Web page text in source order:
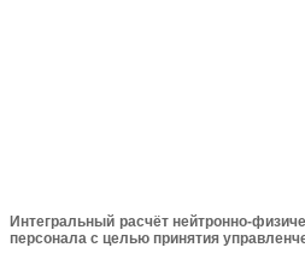
Интегральный расчёт нейтронно-
персонала с целью принятия